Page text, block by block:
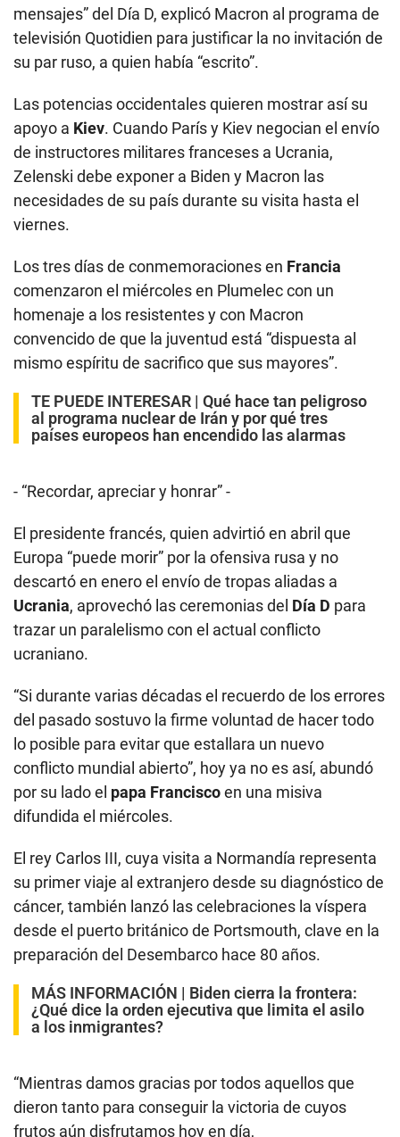
mensajes” del Día D, explicó Macron al programa de
televisión Quotidien para justificar la no invitación de
su par ruso, a quien había “escrito”.
Las potencias occidentales quieren mostrar así su
apoyo a Kiev. Cuando París y Kiev negocian el envío
de instructores militares franceses a Ucrania,
Zelenski debe exponer a Biden y Macron las
necesidades de su país durante su visita hasta el
viernes.
Los tres días de conmemoraciones en Francia
comenzaron el miércoles en Plumelec con un
homenaje a los resistentes y con Macron
convencido de que la juventud está “dispuesta al
mismo espíritu de sacrifico que sus mayores”.
TE PUEDE INTERESAR | Qué hace tan peligroso
al programa nuclear de Irán y por qué tres
países europeos han encendido las alarmas
- “Recordar, apreciar y honrar” -
El presidente francés, quien advirtió en abril que
Europa “puede morir” por la ofensiva rusa y no
descartó en enero el envío de tropas aliadas a
Ucrania, aprovechó las ceremonias del Día D para
trazar un paralelismo con el actual conflicto
ucraniano.
“Si durante varias décadas el recuerdo de los errores
del pasado sostuvo la firme voluntad de hacer todo
lo posible para evitar que estallara un nuevo
conflicto mundial abierto”, hoy ya no es así, abundó
por su lado el papa Franciscoen una misiva
difundida el miércoles.
El rey Carlos III, cuya visita a Normandía representa
su primer viaje al extranjero desde su diagnóstico de
cáncer, también lanzó las celebraciones la víspera
desde el puerto británico de Portsmouth, clave en la
preparación del Desembarco hace 80 años.
MÁS INFORMACIÓN | Biden cierra la frontera:
¿Qué dice la orden ejecutiva que limita el asilo
a los inmigrantes?
“Mientras damos gracias por todos aquellos que
dieron tanto para conseguir la victoria de cuyos
frutos aún disfrutamos hoy en día,